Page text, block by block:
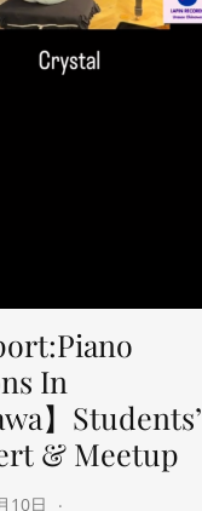
In
】Students’
& Meetup
10日